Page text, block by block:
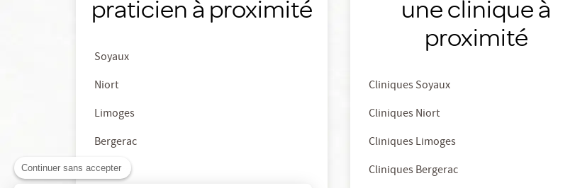
Continuer sans accepter
praticien à proximité
Soyaux
Niort
Limoges
Bergerac
Poitiers
une clinique à
proximité
Cliniques Soyaux
Cliniques Niort
Cliniques Limoges
Cliniques Bergerac